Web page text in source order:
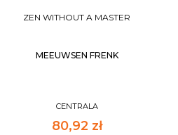
ZEN WITHOUT A MASTER
MEEUWSEN FRENK
CENTRALA
80,92 zł